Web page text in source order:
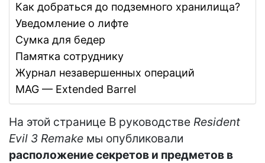
Как добраться до подземного хранилища?
Уведомление о лифте
Сумка для бедер
Памятка сотруднику
Журнал незавершенных операций
MAG — Extended Barrel
На этой странице В руководстве Resident
Evil 3 Remake мы опубликовали
расположение секретов и предметов в